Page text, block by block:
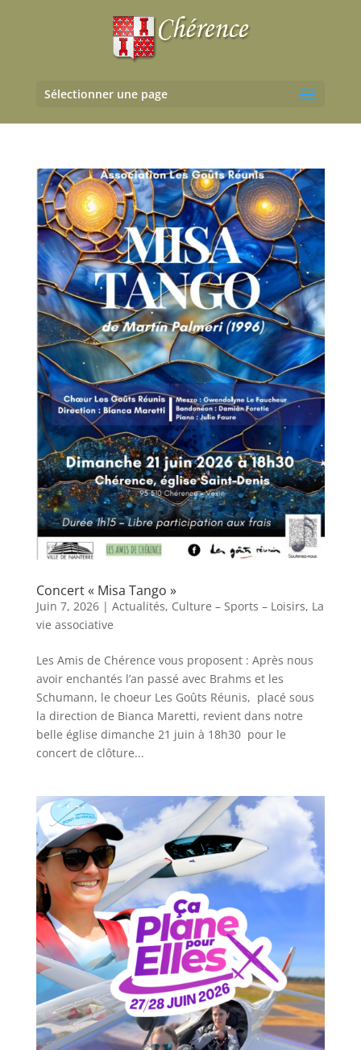
Sélectionner une page
Concert « Misa Tango »
Juin 7, 2026| Actualités, Culture – Sports – Loisirs, La
vie associative
Les Amis de Chérence vous proposent : Après nous
avoir enchantés l’an passé avec Brahms et les
Schumann, le choeur Les Goûts Réunis, placé sous
la direction de Bianca Maretti, revient dans notre
belle église dimanche 21 juin à 18h30 pour le
concert de clôture...